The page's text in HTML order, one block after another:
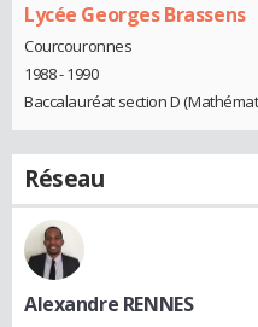
Lycée Georges Brassens
Courcouronnes
1988 - 1990
Baccalauréat section D
Réseau
Alexandre RENNES